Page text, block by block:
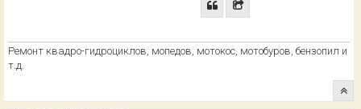
Ремонт квадро-гидроциклов, мопедов, мотокос, мотобуров, бензопил и
т.д.